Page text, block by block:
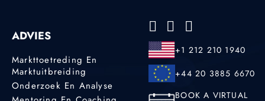
ADVIES
Markttoetreding En
Marktuitbreiding
Onderzoek En Analyse
+1 212 210 1940
+44 20 3885 6670
BOOK A VIRTUAL